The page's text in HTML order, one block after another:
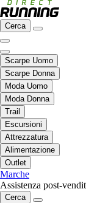
Cerca
Scarpe Uomo
Scarpe Donna
Moda Uomo
Moda Donna
Trail
Escursioni
Attrezzatura
Alimentazione
Outlet
Marche
Assistenza post-
Cerca